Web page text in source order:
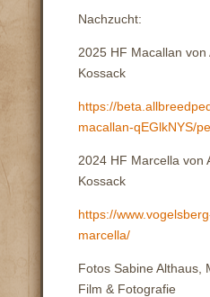
Nachzucht:
2025 HF Macallan von
Kossack
https://
macallan-qEGlkNYS/
2024 HF Marcella von
Kossack
https://
marcella/
Fotos Sabine Althaus,
Film & Fotografie